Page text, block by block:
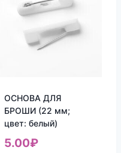
ОСНОВА ДЛЯ
БРОШИ (22 мм;
цвет: белый)
5.00₽